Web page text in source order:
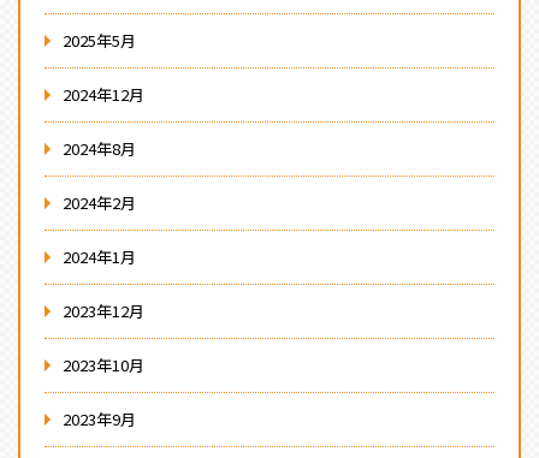
2025年5月
2024年12月
2024年8月
2024年2月
2024年1月
2023年12月
2023年10月
2023年9月